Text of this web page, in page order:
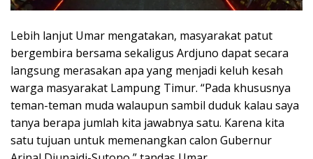
Lebih lanjut Umar mengatakan, masyarakat patut
bergembira bersama sekaligus Ardjuno dapat secara
langsung merasakan apa yang menjadi keluh kesah
warga masyarakat Lampung Timur. “Pada khususnya
teman-teman muda walaupun sambil duduk kalau saya
tanya berapa jumlah kita jawabnya satu. Karena kita
satu tujuan untuk memenangkan calon Gubernur